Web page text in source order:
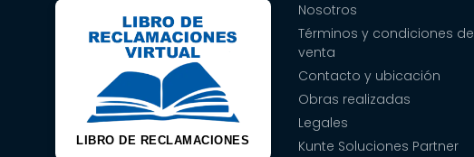
LIBRO DE RECLAMACIONES
Nosotros
Términos y condiciones de
venta
Contacto y ubicación
Obras realizadas
Legales
Kunte Soluciones Partner